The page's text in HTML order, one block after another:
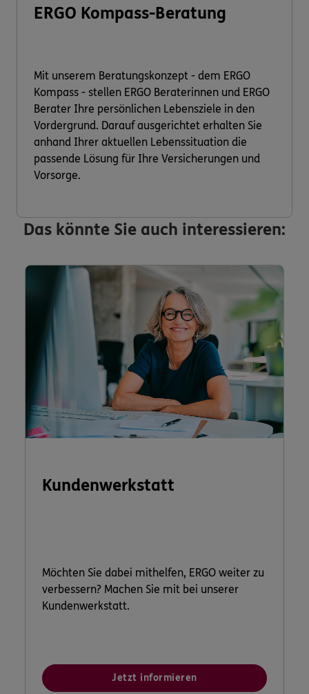
ERGO Kompass-Beratung
Mit unserem Beratungskonzept - dem ERGO
Kompass - stellen ERGO Beraterinnen und ERGO
Berater Ihre persönlichen Lebensziele in den
Vordergrund. Darauf ausgerichtet erhalten Sie
anhand Ihrer aktuellen Lebenssituation die
passende Lösung für Ihre Versicherungen und
Vorsorge.
Das könnte Sie auch interessieren:
Kundenwerkstatt
Möchten Sie dabei mithelfen, ERGO weiter zu
verbessern? Machen Sie mit bei unserer
Kundenwerkstatt.
Jetzt informieren